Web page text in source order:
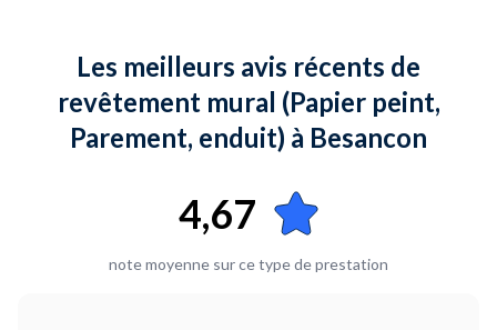
Les meilleurs avis récents de
revêtement mural (Papier peint,
Parement, enduit) à Besancon
4,67
note moyenne sur ce type de prestation